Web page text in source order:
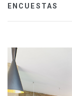
ENCUESTAS